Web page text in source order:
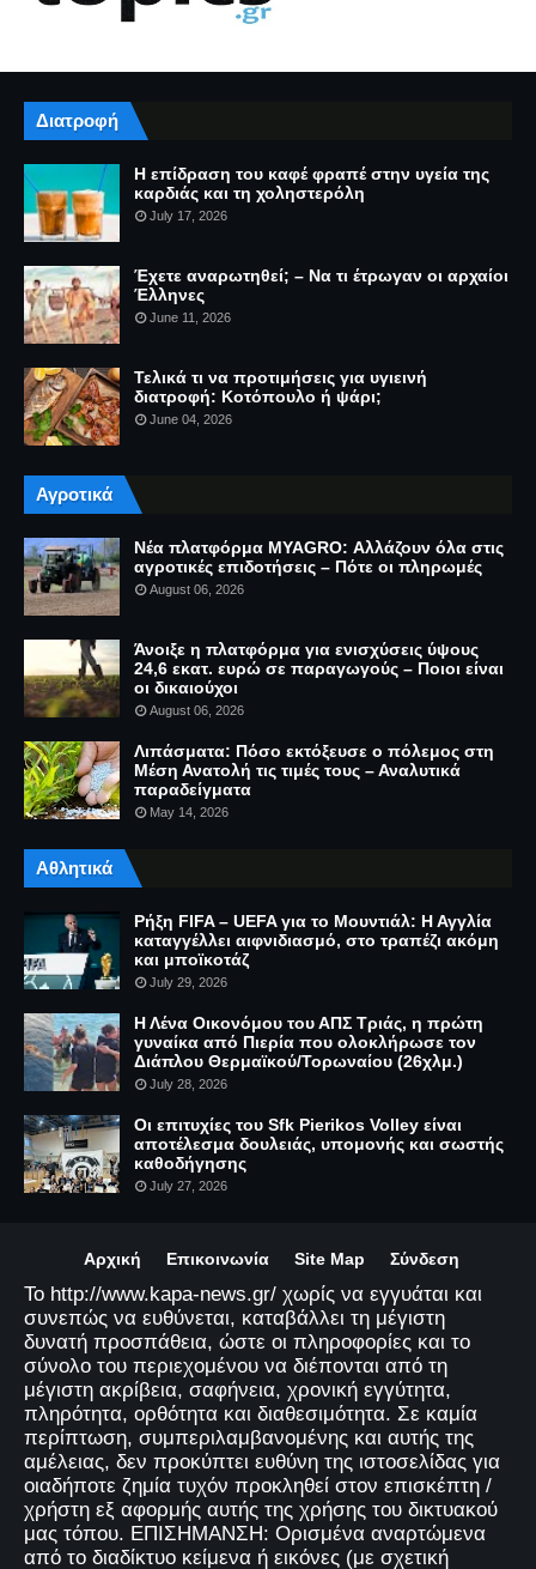
Διατροφή
Η επίδραση του καφέ φραπέ στην υγεία της
καρδιάς και τη χοληστερόλη
July 17, 2026
Έχετε αναρωτηθεί; – Να τι έτρωγαν οι αρχαίοι
Έλληνες
June 11, 2026
Τελικά τι να προτιμήσεις για υγιεινή
διατροφή: Κοτόπουλο ή ψάρι;
June 04, 2026
Αγροτικά
Νέα πλατφόρμα MYAGRO: Αλλάζουν όλα στις
αγροτικές επιδοτήσεις – Πότε οι πληρωμές
August 06, 2026
Άνοιξε η πλατφόρμα για ενισχύσεις ύψους
24,6 εκατ. ευρώ σε παραγωγούς – Ποιοι είναι
οι δικαιούχοι
August 06, 2026
Λιπάσματα: Πόσο εκτόξευσε ο πόλεμος στη
Μέση Ανατολή τις τιμές τους – Αναλυτικά
παραδείγματα
May 14, 2026
Αθλητικά
Ρήξη FIFA – UEFA για το Μουντιάλ: Η Αγγλία
καταγγέλλει αιφνιδιασμό, στο τραπέζι ακόμη
και μποϊκοτάζ
July 29, 2026
Η Λένα Οικονόμου του ΑΠΣ Τριάς, η πρώτη
γυναίκα από Πιερία που ολοκλήρωσε τον
Διάπλου Θερμαϊκού/Τορωναίου (26χλμ.)
July 28, 2026
Οι επιτυχίες του Sfk Pierikos Volley είναι
αποτέλεσμα δουλειάς, υπομονής και σωστής
καθοδήγησης
July 27, 2026
Αρχική Επικοινωνία Site Map Σύνδεση
Το http://www.kapa-news.gr/ χωρίς να εγγυάται και
συνεπώς να ευθύνεται, καταβάλλει τη μέγιστη
δυνατή προσπάθεια, ώστε οι πληροφορίες και το
σύνολο του περιεχομένου να διέπονται από τη
μέγιστη ακρίβεια, σαφήνεια, χρονική εγγύτητα,
πληρότητα, ορθότητα και διαθεσιμότητα. Σε καμία
περίπτωση, συμπεριλαμβανομένης και αυτής της
αμέλειας, δεν προκύπτει ευθύνη της ιστοσελίδας για
οιαδήποτε ζημία τυχόν προκληθεί στον επισκέπτη /
χρήστη εξ αφορμής αυτής της χρήσης του δικτυακού
μας τόπου. ΕΠΙΣΗΜΑΝΣΗ: Ορισμένα αναρτώμενα
από το διαδίκτυο κείμενα ή εικόνες (με σχετική